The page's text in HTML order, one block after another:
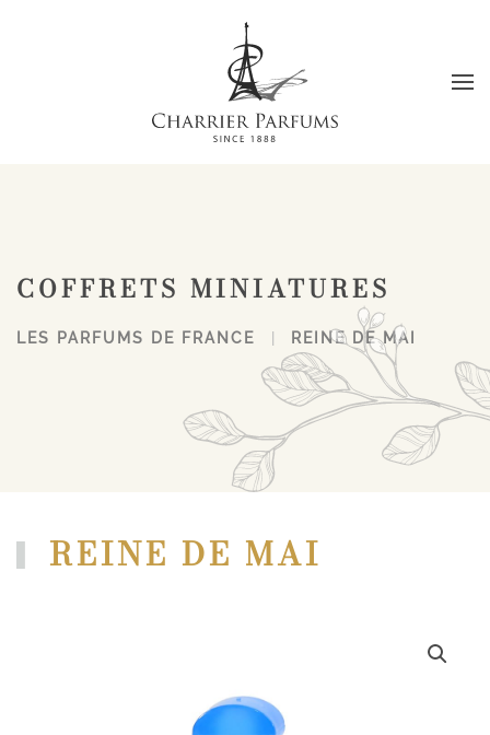
Passer au contenu principal
COFFRETS MINIATURES
LES PARFUMS DE FRANCE REINE DE MAI
REINE DE MAI